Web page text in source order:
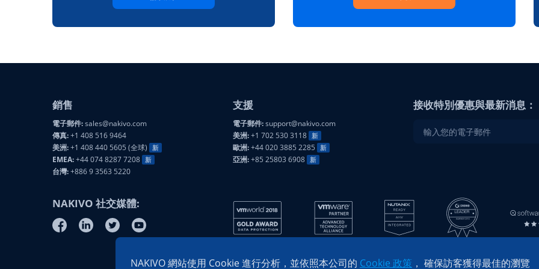
銷售
電子郵件:sales@nakivo.com
傳真:+1 408 516 9464
美洲:+1 408 440 5605 (全球) 新
EMEA:+44 074 8287 7208 新
台灣:+886 9 3563 5220
支援
電子郵件:support@nakivo.com
美洲:+1 702 530 3118 新
歐洲:+44 020 3885 2285 新
亞洲:+85 25803 6908 新
接收特別優惠與最新消息：
NAKIVO 社交媒體:
NAKIVO 網站使用 Cookie 進行分析，並依照本公司的 Cookie 政策 ， 確保訪客獲得最佳的瀏覽